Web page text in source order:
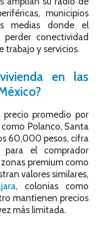
municipios
medias donde el
conectividad
trabajo y servicios.
en las
promedio por
Polanco, Santa
60,000 pesos, cifra
para el comprador
premium como
valores similares,
, colonias como
mantienen precios
más limitada.